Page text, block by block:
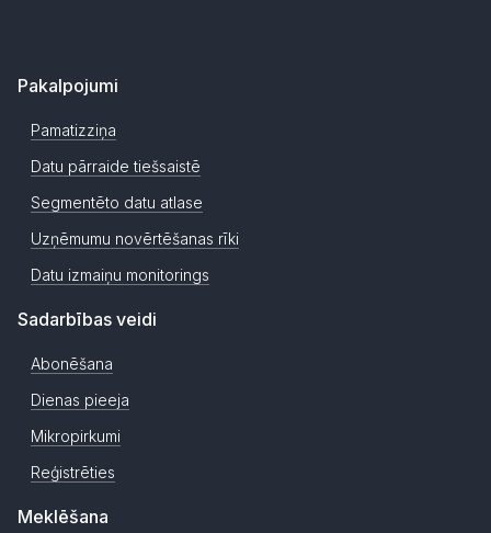
Pakalpojumi
Pamatizziņa
Datu pārraide tiešsaistē
Segmentēto datu atlase
Uzņēmumu novērtēšanas rīki
Datu izmaiņu monitorings
Sadarbības veidi
Abonēšana
Dienas pieeja
Mikropirkumi
Reģistrēties
Meklēšana